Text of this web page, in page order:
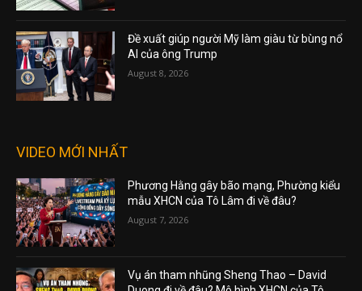
Đề xuất giúp người Mỹ làm giàu từ bùng nổ
AI của ông Trump
August 8, 2026
VIDEO MỚI NHẤT
Phương Hằng gây bão mạng, Phường kiểu
mẫu XHCN của Tô Lâm đi về đâu?
August 7, 2026
Vụ án tham nhũng Sheng Thao – David